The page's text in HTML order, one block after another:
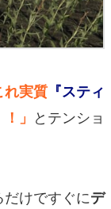
れ実質 『スティ
」 とテンショ
けですぐにデ